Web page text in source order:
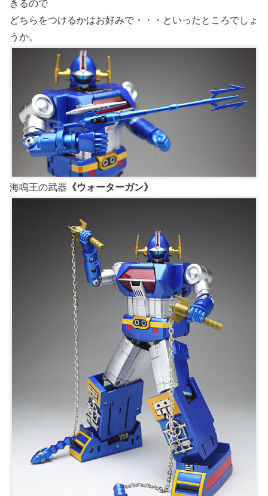
きるので
どちらをつけるかはお好みで・・・といったところでしょ
うか。
海鳴王の武器 《ウォーターガン》